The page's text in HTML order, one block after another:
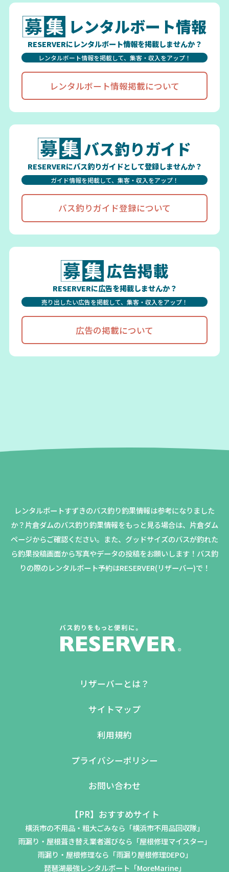
レンタルボート情報
RESERVERにレンタルボート情報を掲載しませんか？
レンタルボート情報を掲載して、集客・収入をアップ！
レンタルボート情報掲載について
バス釣りガイド
RESERVERにバス釣りガイドとして登録しませんか？
ガイド情報を掲載して、集客・収入をアップ！
バス釣りガイド登録について
広告掲載
RESERVERに広告を掲載しませんか？
売り出したい広告を掲載して、集客・収入をアップ！
広告の掲載について
レンタルボートすずきのバス釣り釣果情報は参考になりました
か？片倉ダムのバス釣り釣果情報をもっと見る場合は、片倉ダム
ページからご確認ください。 また、グッドサイズのバスが釣れた
ら釣果投稿画面から写真やデータの投稿をお願いします！バス釣
りの際のレンタルボート予約はRESERVER(リザーバー)で！
リザーバーとは？
サイトマップ
利用規約
プライバシーポリシー
お問い合わせ
【PR】おすすめサイト
横浜市の不用品・粗大ごみなら「横浜市不用品回収隊」
雨漏り・屋根葺き替え業者選びなら「屋根修理マイスター」
雨漏り・屋根修理なら「雨漏り屋根修理DEPO」
琵琶湖最強レンタルボート「MoreMarine」